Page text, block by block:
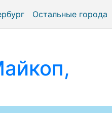
Остальные города